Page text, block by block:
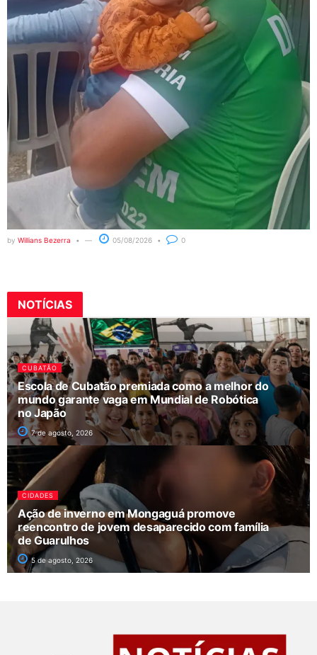
by Willians Bezerra 05/08/2026 0
NOTÍCIAS
CUBATÃO
Escola de Cubatão premiada como a melhor do
mundo garante vaga em Mundial de Robótica
no Japão
7 de agosto, 2026
CIDADES
Ação de inverno em Mongaguá promove
reencontro de jovem desaparecido com família
de Guarulhos
5 de agosto, 2026